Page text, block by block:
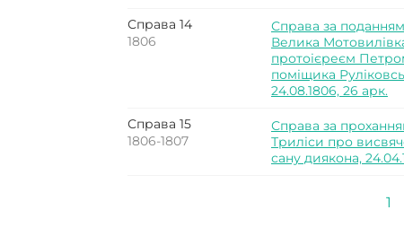
Справа 14
1806
Справа за
Велика
протоієреєм
поміщика
24.08.1806, 26 арк.
Справа 15
1806-1807
Справа за
Триліси про
сану диякона,
1